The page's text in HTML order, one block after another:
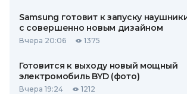
Samsung готовит к запуску
с совершенно новым дизайном
Вчера 20:06 1375
Готовится к выходу новый мощный
электромобиль BYD (фото)
Вчера 19:24 1212